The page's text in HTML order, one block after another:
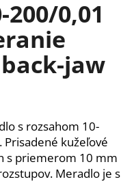
0,01
jaw
s rozsahom 10-
Prisadené kužeľové
s priemerom 10 mm
Meradlo je s